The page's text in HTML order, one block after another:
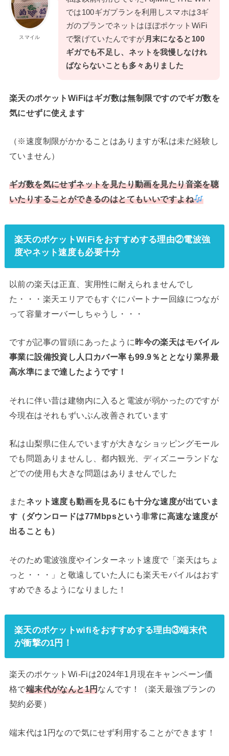
スマイル
では100ギガプランを利用しスマホは3ギ
ガのプランでネットはほぼポケットWiFi
で繋げていたんですが 月末になると100
ギガでも不足し、ネットを我慢しなけれ
ばならないことも多々ありました
楽天のポケットWiFiはギガ数は無制限ですのでギガ数を
気にせずに使えます
（※速度制限がかかることはありますが私は未だ経験し
ていません）
ギガ数を気にせずネットを見たり動画を見たり音楽を聴
いたりすることができるのはとてもいいですよね
楽天のポケットWiFiをおすすめする理由②電波強
度やネット速度も必要十分
以前の楽天は正直、実用性に耐えられませんでし
た・・・楽天エリアでもすぐにパートナー回線につなが
って容量オーバーしちゃうし・・・
ですが記事の冒頭にあったように 昨今の楽天はモバイル
事業に設備投資し人口カバー率も99.9％ととなり業界最
高水準にまで達したようです！
それに伴い昔は建物内に入ると電波が弱かったのですが
今現在はそれもずいぶん改善されています
私は山梨県に住んでいますが大きなショッピングモール
でも問題ありませんし、都内観光、ディズニーランドな
どでの使用も大きな問題はありませんでした
またネット速度も動画を見るにも十分な速度が出ていま
す（ダウンロードは77Mbpsという非常に高速な速度が
出ることも）
そのため電波強度やインターネット速度で「楽天はちょ
っと・・・」と敬遠していた人にも楽天モバイルはおす
すめできるようになりました！
楽天のポケットwifiをおすすめする理由③端末代
が衝撃の1円！
楽天のポケットWi-Fiは2024年1月現在キャンペーン価
格で端末代がなんと1円 なんです！（楽天最強プランの
契約必要）
端末代は1円なので気にせず利用することができます！